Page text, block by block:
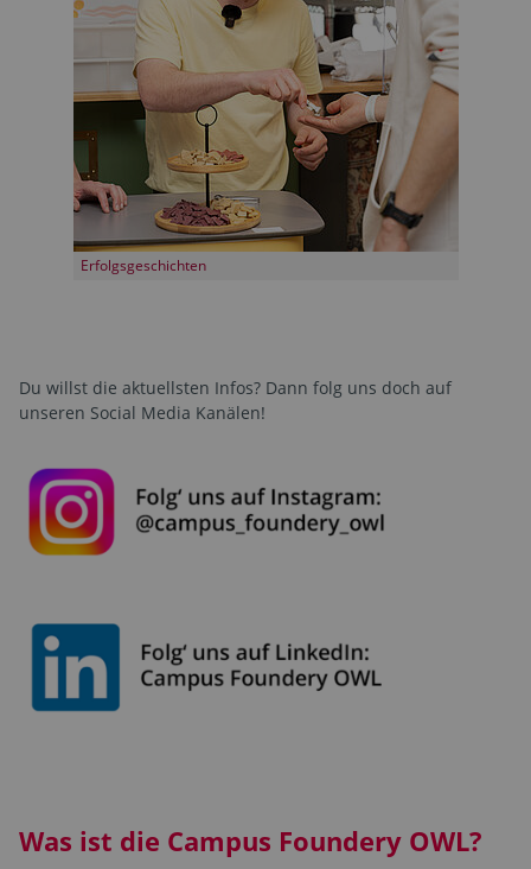
Erfolgsgeschichten
Du willst die aktuellsten Infos? Dann folg uns doch auf
unseren Social Media Kanälen!
Was ist die Campus Foundery OWL?